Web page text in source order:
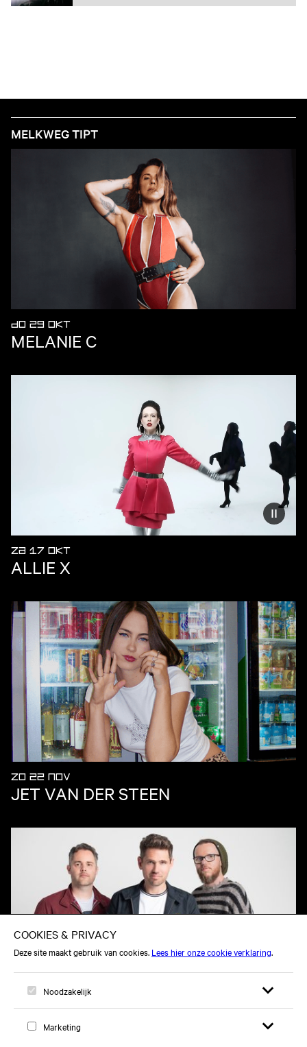
MELKWEG TIPT
DO 29 OKT
MELANIE C
ZA 17 OKT
ALLIE X
ZO 22 NOV
JET VAN DER STEEN
SCOUTING FOR GIRLS